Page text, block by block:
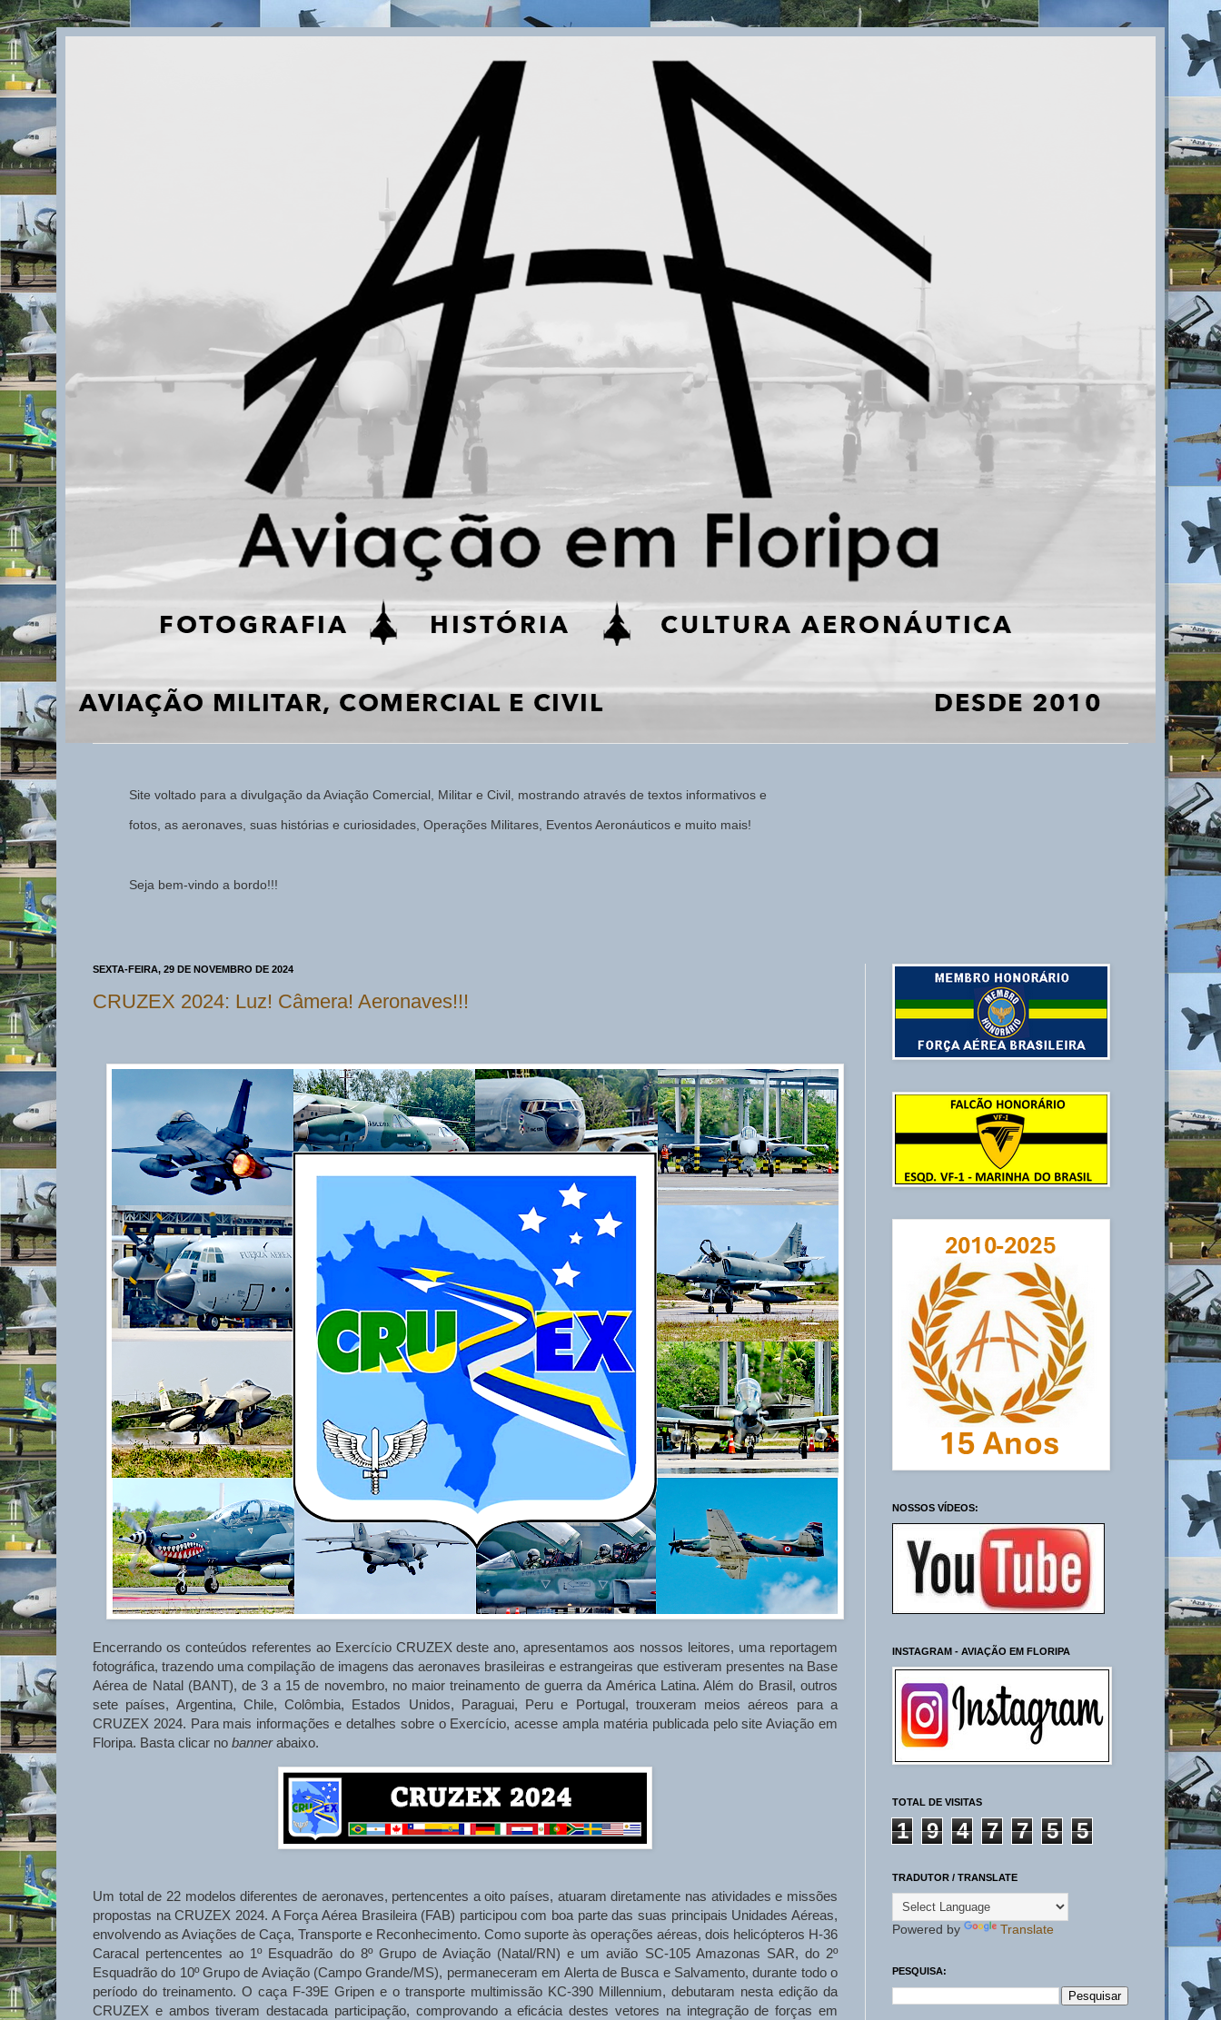
Site voltado para a divulgação da Aviação Comercial, Militar e Civil, mostrando através de textos informativos e
fotos, as aeronaves, suas histórias e curiosidades, Operações Militares, Eventos Aeronáuticos e muito mais!
Seja bem-vindo a bordo!!!
SEXTA-FEIRA, 29 DE NOVEMBRO DE 2024
CRUZEX 2024: Luz! Câmera! Aeronaves!!!
Encerrando os conteúdos referentes ao Exercício CRUZEX deste ano, apresentamos aos nossos leitores, uma reportagem
fotográfica, trazendo uma compilação de imagens das aeronaves brasileiras e estrangeiras que estiveram presentes na Base
Aérea de Natal (BANT), de 3 a 15 de novembro, no maior treinamento de guerra da América Latina. Além do Brasil, outros
sete países, Argentina, Chile, Colômbia, Estados Unidos, Paraguai, Peru e Portugal, trouxeram meios aéreos para a
CRUZEX 2024. Para mais informações e detalhes sobre o Exercício, acesse ampla matéria publicada pelo site Aviação em
Floripa. Basta clicar no bannerabaixo.
Um total de 22 modelos diferentes de aeronaves, pertencentes a oito países, atuaram diretamente nas atividades e missões
propostas na CRUZEX 2024. A Força Aérea Brasileira (FAB) participou com boa parte das suas principais Unidades Aéreas,
envolvendo as Aviações de Caça, Transporte e Reconhecimento. Como suporte às operações aéreas, dois helicópteros H-36
Caracal pertencentes ao 1º Esquadrão do 8º Grupo de Aviação (Natal/RN) e um avião SC-105 Amazonas SAR, do 2º
Esquadrão do 10º Grupo de Aviação (Campo Grande/MS), permaneceram em Alerta de Busca e Salvamento, durante todo o
período do treinamento. O caça F-39E Gripen e o transporte multimissão KC-390 Millennium, debutaram nesta edição da
CRUZEX e ambos tiveram destacada participação, comprovando a eficácia destes vetores na integração de forças em
NOSSOS VÍDEOS:
INSTAGRAM - AVIAÇÃO EM FLORIPA
TOTAL DE VISITAS
1 9 4 7 7 5 5
TRADUTOR / TRANSLATE
Powered by Translate
PESQUISA: